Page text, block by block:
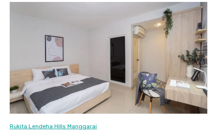
Rukita Lendeha Hills Manggarai